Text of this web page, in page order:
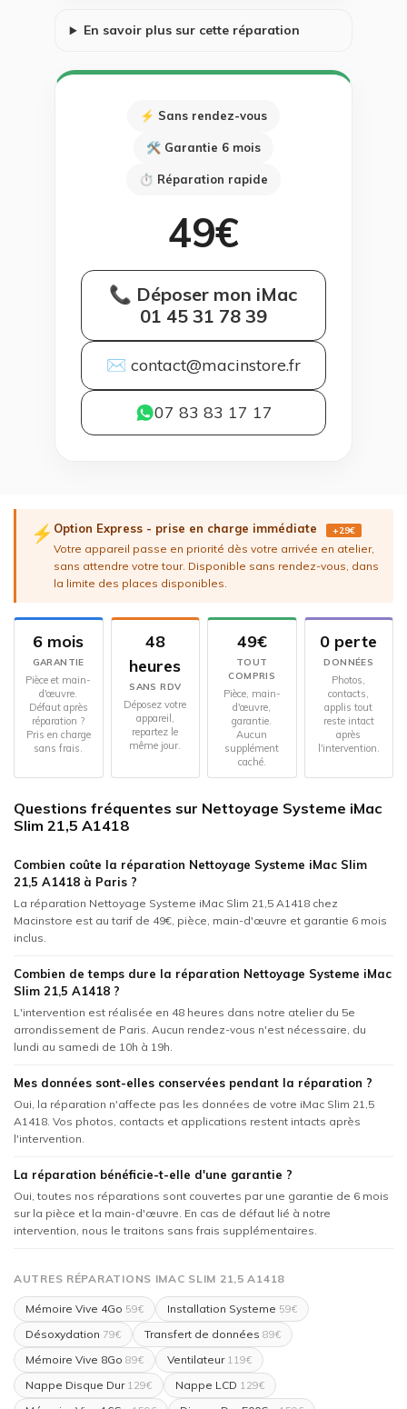
En savoir plus sur cette réparation
⚡ Sans rendez-vous
🛠 Garantie 6 mois
⏱ Réparation rapide
49€
📞 Déposer mon iMac
01 45 31 78 39
✉ contact@macinstore.fr
07 83 83 17 17
⚡ Option Express - prise en charge immédiate +29€
Votre appareil passe en priorité dès votre arrivée en atelier,
sans attendre votre tour. Disponible sans rendez-vous, dans
la limite des places disponibles.
6 mois
GARANTIE
Pièce et main-
d'œuvre.
Défaut après
réparation ?
Pris en charge
sans frais.
48
heures
SANS RDV
Déposez votre
appareil,
repartez le
même jour.
49€
TOUT
COMPRIS
Pièce, main-
d'œuvre,
garantie.
Aucun
supplément
caché.
0 perte
DONNÉES
Photos,
contacts,
applis tout
reste intact
après
l'intervention.
Questions fréquentes sur Nettoyage Systeme iMac
Slim 21,5 A1418
Combien coûte la réparation Nettoyage Systeme iMac Slim
21,5 A1418 à Paris ?
La réparation Nettoyage Systeme iMac Slim 21,5 A1418 chez
Macinstore est au tarif de 49€, pièce, main-d'œuvre et garantie 6 mois
inclus.
Combien de temps dure la réparation Nettoyage Systeme iMac
Slim 21,5 A1418 ?
L'intervention est réalisée en 48 heures dans notre atelier du 5e
arrondissement de Paris. Aucun rendez-vous n'est nécessaire, du
lundi au samedi de 10h à 19h.
Mes données sont-elles conservées pendant la réparation ?
Oui, la réparation n'affecte pas les données de votre iMac Slim 21,5
A1418. Vos photos, contacts et applications restent intacts après
l'intervention.
La réparation bénéficie-t-elle d'une garantie ?
Oui, toutes nos réparations sont couvertes par une garantie de 6 mois
sur la pièce et la main-d'œuvre. En cas de défaut lié à notre
intervention, nous le traitons sans frais supplémentaires.
AUTRES RÉPARATIONS IMAC SLIM 21,5 A1418
Mémoire Vive 4Go 59€ Installation Systeme 59€
Désoxydation 79€ Transfert de données 89€
Mémoire Vive 8Go 89€ Ventilateur119€
Nappe Disque Dur129€ Nappe LCD 129€